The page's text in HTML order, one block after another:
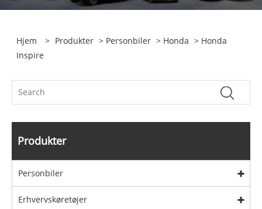
Hjem > Produkter > Personbiler > Honda > Honda
Inspire
Produkter
Personbiler
Erhvervskøretøjer